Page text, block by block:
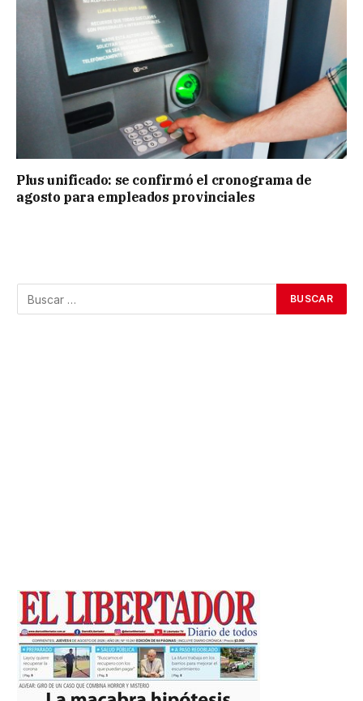
Plus unificado: se confirmó el cronograma de
agosto para empleados provinciales